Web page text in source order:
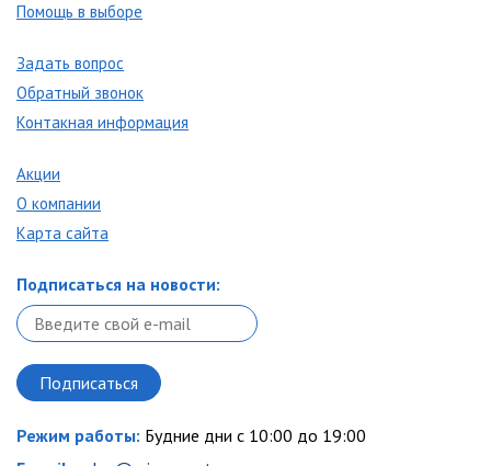
Помощь в выборе
Задать вопрос
Обратный звонок
Контакная информация
Акции
О компании
Карта сайта
Подписаться на новости:
Режим работы: Будние дни с 10:00 до 19:00